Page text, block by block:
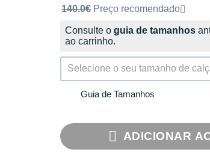
Preço de venda recomendado pela
140.0€ Preço recomendado
Consulte o guia de tamanhos
ao carrinho.
Selecione o seu tamanho de
Guia de Tamanhos
ADICIONAR